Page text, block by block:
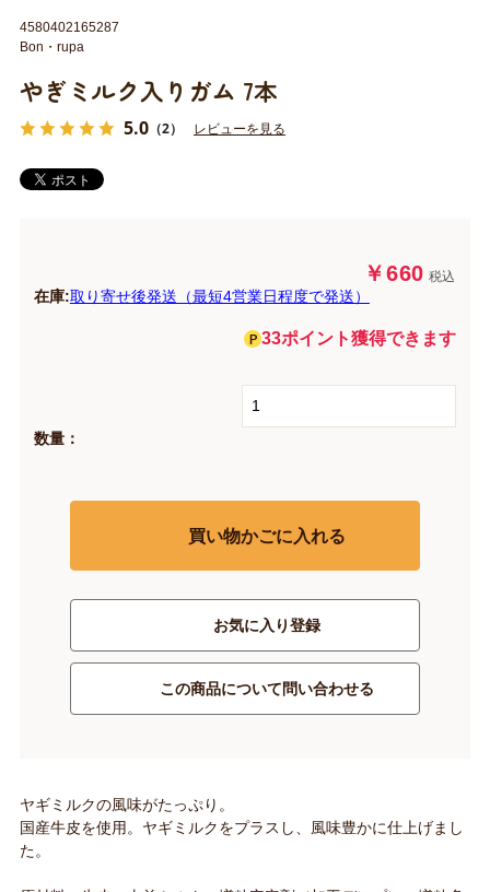
やぎミルク入りガム 7本
5.0（2） レビューを見る
￥660 税込
在庫:取り寄せ後発送（最短4営業日程度で発送）
33ポイント獲得できます
数量：
買い物かごに入れる
お気に入り登録
この商品について問い合わせる
4580402165287
Bon・rupa
ヤギミルクの風味がたっぷり。
国産牛皮を使用。ヤギミルクをプラスし、風味豊かに仕上げまし
た。